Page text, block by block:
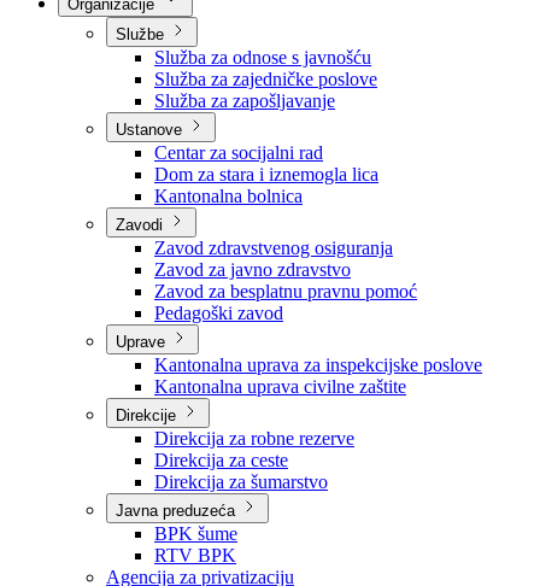
Nadležnosti
Sjednice Vlade
Službe
Služba za odnose s javnošću
Služba za zajedničke poslove
Služba za zapošljavanje
Ustanove
Centar za socijalni rad
Dom za stara i iznemogla lica
Kantonalna bolnica
Zavodi
Zavod zdravstvenog osiguranja
Zavod za javno zdravstvo
Zavod za besplatnu pravnu pomoć
Pedagoški zavod
Uprave
Kantonalna uprava za inspekcijske poslove
Kantonalna uprava civilne zaštite
Direkcije
Direkcija za robne rezerve
Direkcija za ceste
Direkcija za šumarstvo
Javna preduzeća